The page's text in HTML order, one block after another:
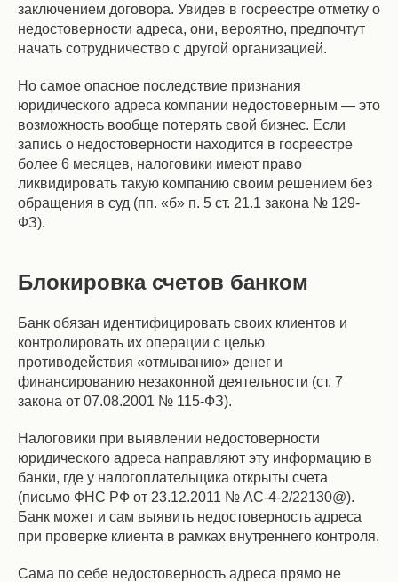
заключением договора. Увидев в госреестре отметку о
недостоверности адреса, они, вероятно, предпочтут
начать сотрудничество с другой организацией.
Но самое опасное последствие признания
юридического адреса компании недостоверным — это
возможность вообще потерять свой бизнес. Если
запись о недостоверности находится в госреестре
более 6 месяцев, налоговики имеют право
ликвидировать такую компанию своим решением без
обращения в суд (пп. «б» п. 5 ст. 21.1 закона № 129-
ФЗ).
Блокировка счетов банком
Банк обязан идентифицировать своих клиентов и
контролировать их операции с целью
противодействия «отмыванию» денег и
финансированию незаконной деятельности (ст. 7
закона от 07.08.2001 № 115-ФЗ).
Налоговики при выявлении недостоверности
юридического адреса направляют эту информацию в
банки, где у налогоплательщика открыты счета
(письмо ФНС РФ от 23.12.2011 № АС-4-2/22130@).
Банк может и сам выявить недостоверность адреса
при проверке клиента в рамках внутреннего контроля.
Сама по себе недостоверность адреса прямо не